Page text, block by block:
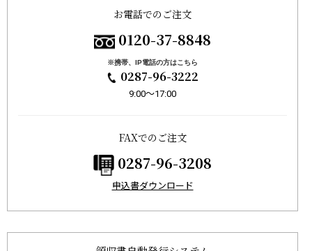
お電話でのご注文
0120-37-8848
※携帯、IP電話の方はこちら
0287-96-3222
9:00〜17:00
FAXでのご注文
0287-96-3208
申込書ダウンロード